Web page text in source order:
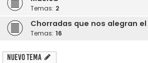
Temas: 2
Chorradas que nos alegran el
Temas: 16
Nuevo Tema